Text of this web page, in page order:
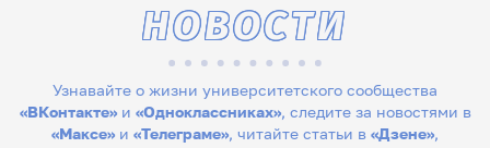
Узнавайте о жизни университетского сообщества
«ВКонтакте»и «Одноклассниках», следите за новостями в
«Максе» и «Телеграме», читайте статьи в «Дзене»,
НОВОСТИ